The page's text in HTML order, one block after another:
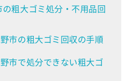
粗大ゴミ処分・不用品回
市の粗大ゴミ回収の手順
市で処分できない粗大ゴ